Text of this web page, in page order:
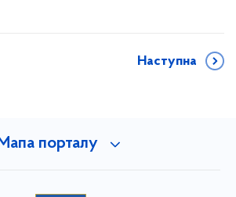
Наступна
порталу